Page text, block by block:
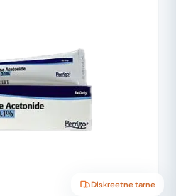
Diskreetne tarne